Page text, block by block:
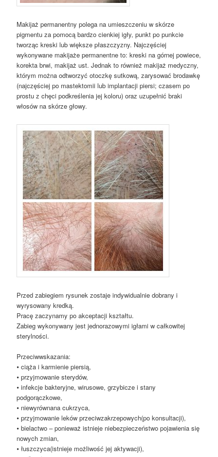
Makijaż permanentny polega na umieszczeniu w skórze
pigmentu za pomocą bardzo cienkiej igły, punkt po punkcie
tworząc kreski lub większe płaszczyzny. Najczęściej
wykonywane makijaże permanentne to: kreski na górnej powiece,
korekta brwi, makijaż ust. Jednak to również makijaż medyczny,
którym można odtworzyć otoczkę sutkową, zarysować brodawkę
(najczęściej po mastektomii lub implantacji piersi; czasem po
prostu z chęci podkreślenia jej koloru) oraz uzupełnić braki
włosów na skórze głowy.
Przed zabiegiem rysunek zostaje indywidualnie dobrany i
wyrysowany kredką.
Pracę zaczynamy po akceptacji kształtu.
Zabieg wykonywany jest jednorazowymi igłami w całkowitej
sterylności.
Przeciwwskazania:
⦁ ciąża i karmienie piersią,
⦁ przyjmowanie sterydów,
⦁ infekcje bakteryjne, wirusowe, grzybicze i stany
podgorączkowe,
⦁ niewyrównana cukrzyca,
⦁ przyjmowanie leków przeciwzakrzepowych(po konsultacji),
⦁ bielactwo – ponieważ istnieje niebezpieczeństwo pojawienia się
nowych zmian,
⦁ łuszczyca(istnieje możliwość jej aktywacji),